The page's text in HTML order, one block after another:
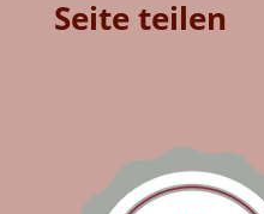
Seite teilen